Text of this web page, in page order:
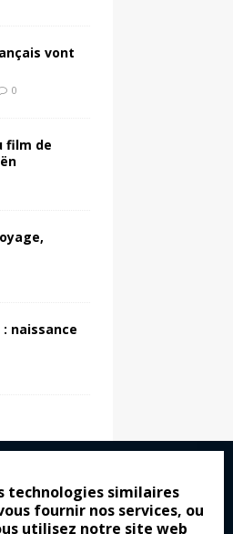
technologies similaires
fournir nos services, ou
utilisez notre site web
vont
0
film de
: naissance